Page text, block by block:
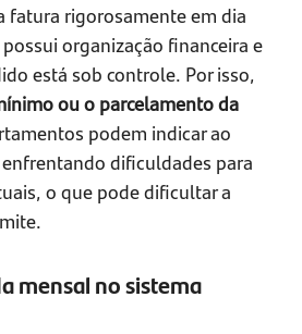
fatura rigorosamente em dia
organização financeira e
está sob controle. Por isso,
ou o parcelamento da
podem indicar ao
dificuldades para
o que pode dificultar a
mensal no sistema